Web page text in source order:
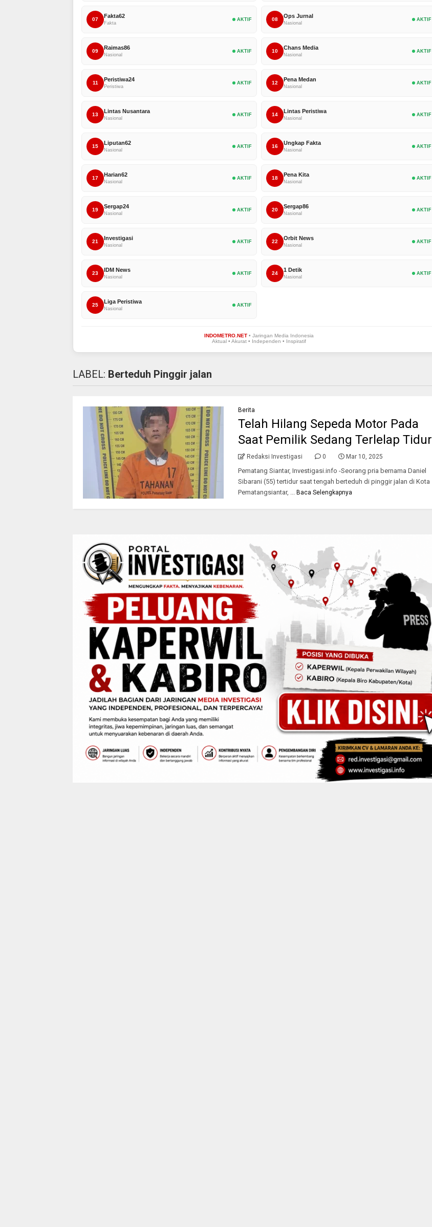
07
Fakta62
Fakta
AKTIF 08
Ops Jurnal
Nasional
AKTIF
09
Raimas86
Nasional
AKTIF 10
Chans Media
Nasional
AKTIF
11
Peristiwa24
Peristiwa
AKTIF 12
Pena Medan
Nasional
AKTIF
13
Lintas Nusantara
Nasional
AKTIF 14
Lintas Peristiwa
Nasional
AKTIF
15
Liputan62
Nasional
AKTIF 16
Ungkap Fakta
Nasional
AKTIF
17
Harian62
Nasional
AKTIF 18
Pena Kita
Nasional
AKTIF
19
Sergap24
Nasional
AKTIF 20
Sergap86
Nasional
AKTIF
21
Investigasi
Nasional
AKTIF 22
Orbit News
Nasional
AKTIF
23
IDM News
Nasional
AKTIF 24
1 Detik
Nasional
AKTIF
25
Liga Peristiwa
Nasional
AKTIF
INDOMETRO.NET • Jaringan Media Indonesia
Aktual • Akurat • Independen • Inspiratif
LABEL: Berteduh Pinggir jalan
Berita
Telah Hilang Sepeda Motor Pada
Saat Pemilik Sedang Terlelap Tidur
Redaksi Investigasi 0 Mar 10, 2025
Pematang Siantar, Investigasi.info -Seorang pria bernama Daniel
Sibarani (55) tertidur saat tengah berteduh di pinggir jalan di Kota
Pematangsiantar, ...
Baca Selengkapnya